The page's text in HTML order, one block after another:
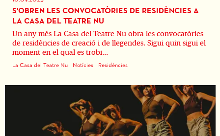
S'OBREN LES CONVOCATÒRIES DE RESIDÈNCIES A
LA CASA DEL TEATRE NU
Un any més La Casa del Teatre Nu obra les convocatòries
de residències de creació i de llegendes. Sigui quin sigui el
moment en el qual es trobi...
La Casa del Teatre Nu Notícies Residències